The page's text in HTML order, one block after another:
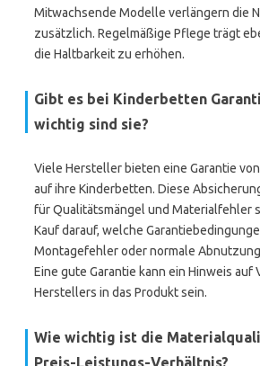
Mitwachsende Modelle verlängern die
zusätzlich. Regelmäßige Pflege trägt
die Haltbarkeit zu erhöhen.
Gibt es bei Kinderbetten
wichtig sind sie?
Viele Hersteller bieten eine Garantie
auf ihre Kinderbetten. Diese
für Qualitätsmängel und Materialfehler
Kauf darauf, welche
Montagefehler oder normale
Eine gute Garantie kann ein Hinweis auf
Herstellers in das Produkt sein.
Wie wichtig ist die
Preis-Leistungs-Verhältnis?